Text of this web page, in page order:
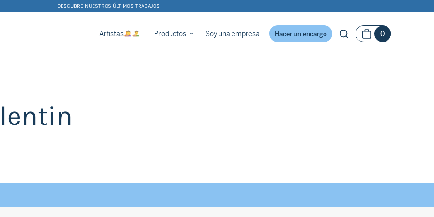
DESCUBRE NUESTROS ÚLTIMOS TRABAJOS
Artistas Productos Soy una empresa Hacer un encargo 0